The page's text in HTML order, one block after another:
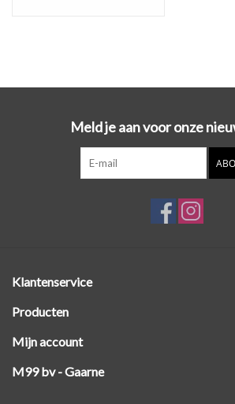
Meld je aan voor onze
Klantenservice
Producten
Mijn account
M99 bv - Gaarne